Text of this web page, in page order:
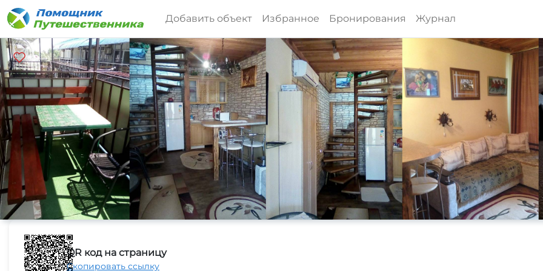
Добавить объект Избранное Бронирования Журнал
QR код на страницу
Скопировать ссылку